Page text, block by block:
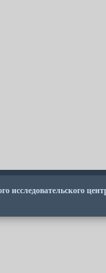
исследовательского